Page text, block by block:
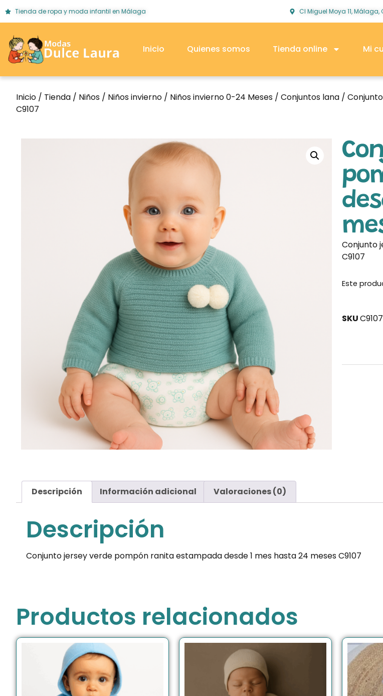
Tienda de ropa y moda infantil en Málaga Cl Miguel Moya 11, Málaga,
Inicio Quienes somos Tienda online Mi
Inicio / Tienda / Niños / Niños invierno / Niños invierno 0-24 Meses / Conjuntos lana /
C9107
Conjunto
C9107
Este
SKU
Descripción Información adicional Valoraciones (0)
Descripción
Conjunto jersey verde pompón ranita estampada desde 1 mes hasta 24 meses C9107
Productos relacionados